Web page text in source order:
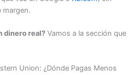
margen.
dinero real? Vamos a la sección que
Union: ¿Dónde Pagas Menos